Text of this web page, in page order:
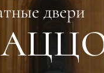
двери